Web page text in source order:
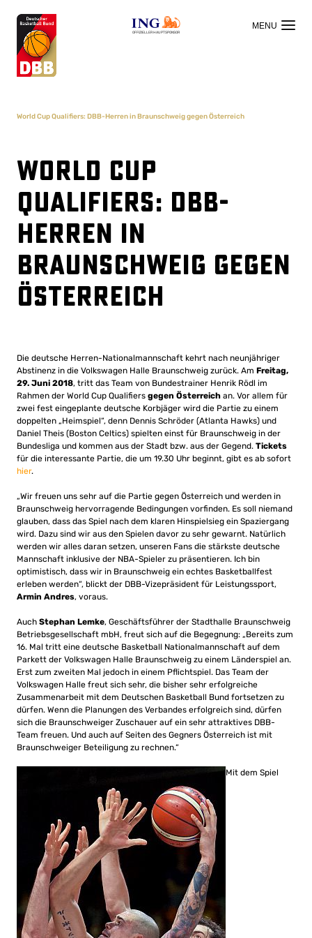
OFFIZIELLER HAUPTSPONSOR
World Cup Qualifiers: DBB-Herren in Braunschweig gegen Österreich
World Cup
Qualifiers: DBB-
Herren in
Braunschweig gegen
Österreich
Die deutsche Herren-Nationalmannschaft kehrt nach neunjähriger
Abstinenz in die Volkswagen Halle Braunschweig zurück. Am Freitag,
29. Juni 2018, tritt das Team von Bundestrainer Henrik Rödl im
Rahmen der World Cup Qualifiers gegen Österreich an. Vor allem für
zwei fest eingeplante deutsche Korbjäger wird die Partie zu einem
doppelten „Heimspiel“, denn Dennis Schröder (Atlanta Hawks) und
Daniel Theis (Boston Celtics) spielten einst für Braunschweig in der
Bundesliga und kommen aus der Stadt bzw. aus der Gegend. Tickets
für die interessante Partie, die um 19.30 Uhr beginnt, gibt es ab sofort
hier.
„Wir freuen uns sehr auf die Partie gegen Österreich und werden in
Braunschweig hervorragende Bedingungen vorfinden. Es soll niemand
glauben, dass das Spiel nach dem klaren Hinspielsieg ein Spaziergang
wird. Dazu sind wir aus den Spielen davor zu sehr gewarnt. Natürlich
werden wir alles daran setzen, unseren Fans die stärkste deutsche
Mannschaft inklusive der NBA-Spieler zu präsentieren. Ich bin
optimistisch, dass wir in Braunschweig ein echtes Basketballfest
erleben werden“, blickt der DBB-Vizepräsident für Leistungssport,
Armin Andres, voraus.
Auch Stephan Lemke, Geschäftsführer der Stadthalle Braunschweig
Betriebsgesellschaft mbH, freut sich auf die Begegnung: „Bereits zum
16. Mal tritt eine deutsche Basketball Nationalmannschaft auf dem
Parkett der Volkswagen Halle Braunschweig zu einem Länderspiel an.
Erst zum zweiten Mal jedoch in einem Pflichtspiel. Das Team der
Volkswagen Halle freut sich sehr, die bisher sehr erfolgreiche
Zusammenarbeit mit dem Deutschen Basketball Bund fortsetzen zu
dürfen. Wenn die Planungen des Verbandes erfolgreich sind, dürfen
sich die Braunschweiger Zuschauer auf ein sehr attraktives DBB-
Team freuen. Und auch auf Seiten des Gegners Österreich ist mit
Braunschweiger Beteiligung zu rechnen.“
Mit dem Spiel